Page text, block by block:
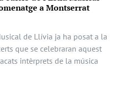
a Montserrat
de Llívia ja ha posat a la
que se celebraran aquest
intèrprets de la música